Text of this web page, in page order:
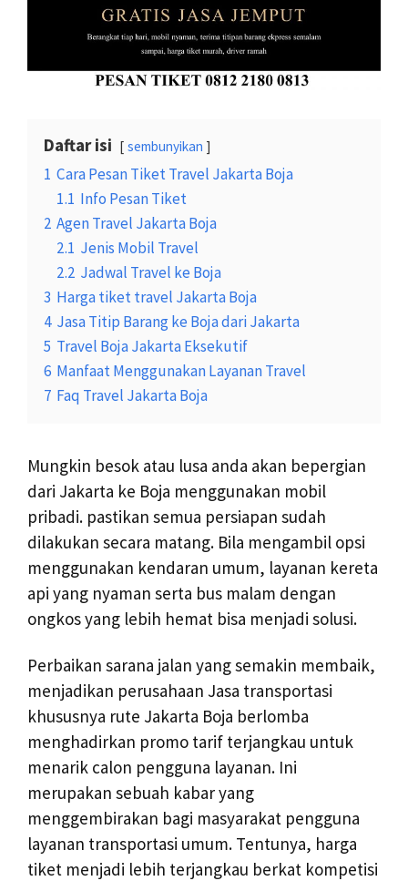
Daftar isi sembunyikan
1 Cara Pesan Tiket Travel Jakarta Boja
1.1 Info Pesan Tiket
2 Agen Travel Jakarta Boja
2.1 Jenis Mobil Travel
2.2 Jadwal Travel ke Boja
3 Harga tiket travel Jakarta Boja
4 Jasa Titip Barang ke Boja dari Jakarta
5 Travel Boja Jakarta Eksekutif
6 Manfaat Menggunakan Layanan Travel
7 Faq Travel Jakarta Boja
Mungkin besok atau lusa anda akan bepergian
dari Jakarta ke Boja menggunakan mobil
pribadi. pastikan semua persiapan sudah
dilakukan secara matang. Bila mengambil opsi
menggunakan kendaran umum, layanan kereta
api yang nyaman serta bus malam dengan
ongkos yang lebih hemat bisa menjadi solusi.
Perbaikan sarana jalan yang semakin membaik,
menjadikan perusahaan Jasa transportasi
khususnya rute Jakarta Boja berlomba
menghadirkan promo tarif terjangkau untuk
menarik calon pengguna layanan. Ini
merupakan sebuah kabar yang
menggembirakan bagi masyarakat pengguna
layanan transportasi umum. Tentunya, harga
tiket menjadi lebih terjangkau berkat kompetisi